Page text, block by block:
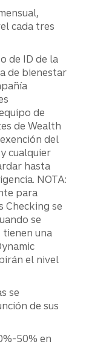
cada tres
de ID de la
de bienestar
de
de Wealth
del
cualquier
hasta
NOTA:
para
Checking se
se
tienen una
el nivel
se
de sus
50% en